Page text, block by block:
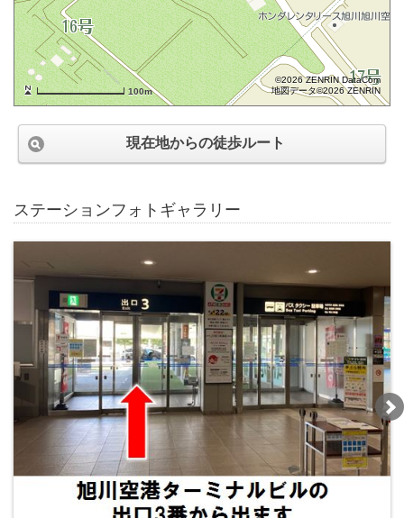
100m
©2026 ZENRIN DataCom
地図データ©2026 ZENRIN
現在地からの徒歩ルート
ステーションフォトギャラリー